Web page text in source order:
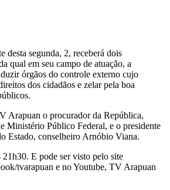
desta segunda, 2, receberá dois
qual em seu campo de atuação, a
órgãos do controle externo cujo
dos cidadãos e zelar pela boa
Arapuan o procurador da República,
Ministério Público Federal, e o presidente
Estado, conselheiro Arnóbio Viana.
21h30. E pode ser visto pelo site
tvarapuan e no Youtube, TV Arapuan